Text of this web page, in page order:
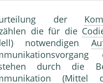
der
die für die
notwendigen
durch die
(Mittel